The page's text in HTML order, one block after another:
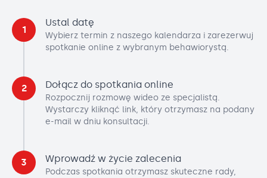
1
Ustal datę
Wybierz termin z naszego kalendarza i zarezerwuj
spotkanie online z wybranym behawiorystą.
2 Dołącz do spotkania online
Rozpocznij rozmowę wideo ze specjalistą.
Wystarczy kliknąć link, który otrzymasz na podany
e-mail w dniu konsultacji.
3 Wprowadź w życie zalecenia
Podczas spotkania otrzymasz skuteczne rady,